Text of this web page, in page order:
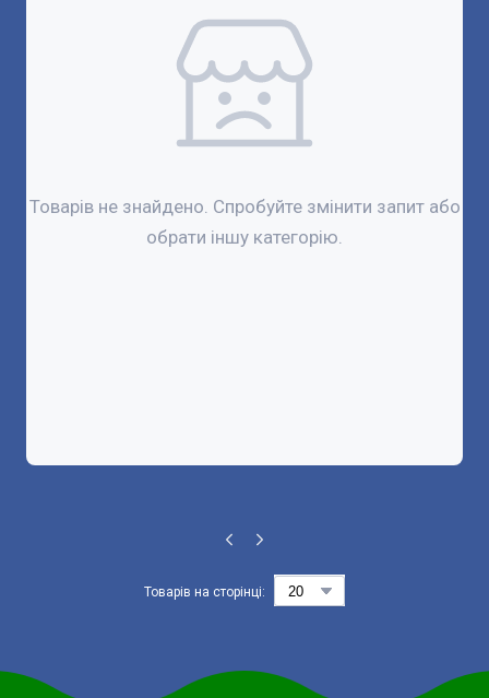
Товарів не знайдено. Спробуйте змінити запит або
обрати іншу категорію.
Товарів на сторінці: